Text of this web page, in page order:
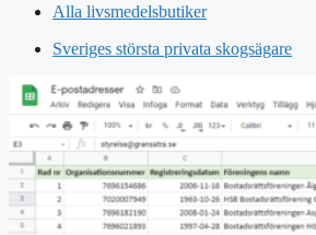
Alla livsmedelsbutiker
Sveriges största privata skogsägare